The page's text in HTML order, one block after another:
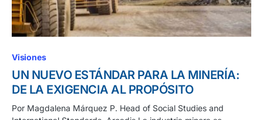
Visiones
UN NUEVO ESTÁNDAR PARA LA MINERÍA:
DE LA EXIGENCIA AL PROPÓSITO
Por Magdalena Márquez P. Head of Social Studies and